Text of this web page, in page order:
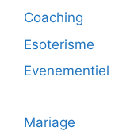
Coaching
Esoterisme
Evenementiel
Mariage